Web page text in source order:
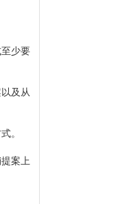
少要
及从
。
案上